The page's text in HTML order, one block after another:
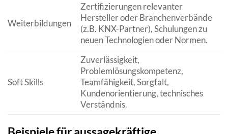
Weiterbildungen
Zertifizierungen relevanter
Hersteller oder Branchenverbände
(z.B. KNX-Partner), Schulungen zu
neuen Technologien oder Normen.
Soft Skills
Zuverlässigkeit,
Problemlösungskompetenz,
Teamfähigkeit, Sorgfalt,
Kundenorientierung, technisches
Verständnis.